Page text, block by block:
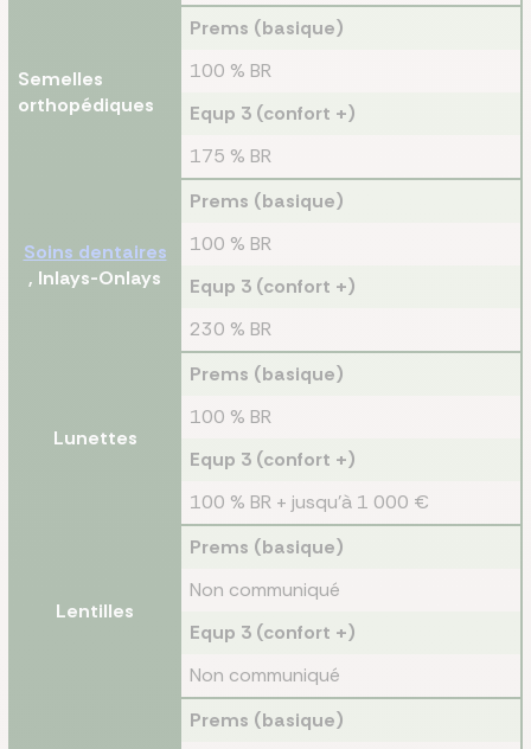
Semelles
orthopédiques
Prems (basique)
100 % BR
Equp 3 (confort +)
175 % BR
Soins dentaires
, Inlays-Onlays
Prems (basique)
100 % BR
Equp 3 (confort +)
230 % BR
Lunettes
Prems (basique)
100 % BR
Equp 3 (confort +)
100 % BR + jusqu’à 1 000 €
Lentilles
Prems (basique)
Non communiqué
Equp 3 (confort +)
Non communiqué
Prems (basique)